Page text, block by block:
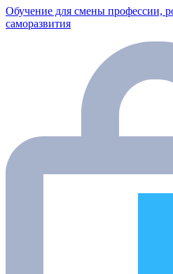
Обучение для смены профессии,
саморазвития